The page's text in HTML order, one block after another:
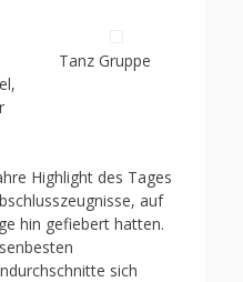
Tanz Gruppe
Highlight des Tages
auf
hin gefiebert hatten.
sich